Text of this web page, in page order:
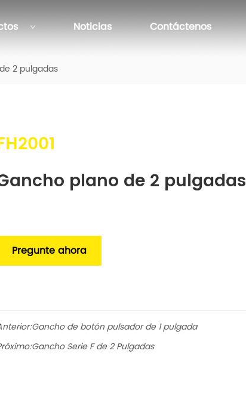
Noticias Contáctenos
2 pulgadas
plano de 2 pulgadas
Pregunte ahora
Gancho de botón pulsador de 1 pulgada
Gancho Serie F de 2 Pulgadas